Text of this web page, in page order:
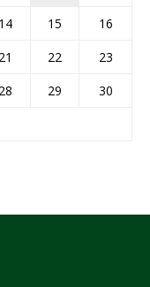
14 15
16
21 22
23
28 29
30